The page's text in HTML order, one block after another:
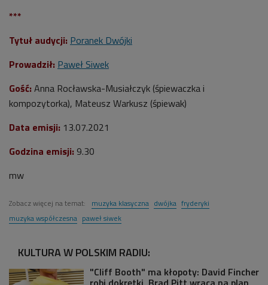
***
Tytuł audycji: Poranek Dwójki
Prowadził: Paweł Siwek
Gość: Anna Rocławska-Musiałczyk (śpiewaczka i
kompozytorka), Mateusz Warkusz (śpiewak)
Data emisji: 13.07.2021
Godzina emisji: 9.30
mw
Zobacz więcej na temat: muzyka klasyczna dwójka fryderyki
muzyka współczesna paweł siwek
KULTURA W POLSKIM RADIU:
"Cliff Booth" ma kłopoty: David Fincher